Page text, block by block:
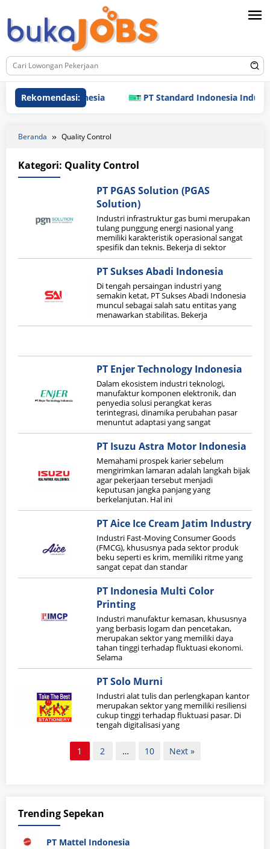
ke
konten
Rekomendasi:
PT Fuji Seat Indonesia PT Standard Indonesia Industry
Beranda Quality Control
Kategori: Quality Control
PT PGAS Solution (PGAS
Solution)
Industri infrastruktur gas bumi merupakan
tulang punggung energi nasional yang
memiliki karakteristik operasional sangat
spesifik dan teknis. Bekerja di sektor
PT Sukses Abadi Indonesia
Di tengah persaingan industri yang
semakin ketat, PT Sukses Abadi Indonesia
muncul sebagai salah satu entitas yang
menawarkan stabilitas. Bekerja
PT Enjer Technology Indonesia
Dalam ekosistem industri teknologi,
manufaktur komponen elektronik, dan
penyedia solusi perangkat keras
terintegrasi, dinamika perubahan pasar
menuntut adaptasi yang sangat
PT Isuzu Astra Motor Indonesia
Memahami prospek karier sebelum
mengirimkan lamaran adalah langkah bijak
agar pekerjaan tersebut menjadi
keputusan jangka panjang yang
berkelanjutan. Hal ini
PT Aice Ice Cream Jatim Industry
Industri Fast-Moving Consumer Goods
(FMCG), khususnya pada sektor produk
beku seperti es krim, memiliki ritme yang
sangat cepat dan standar
PT Indonesia Multi Color
Printing
Industri manufaktur kemasan, khususnya
yang berbasis logam dan pencetakan,
merupakan sektor yang memiliki daya
tahan tinggi terhadap fluktuasi ekonomi.
Selama
PT Solo Murni
Industri alat tulis dan perlengkapan kantor
merupakan sektor yang memiliki resiliensi
cukup tinggi terhadap fluktuasi pasar. Di
tengah digitalisasi yang
1 2 … 10 Next »
Trending Sepekan
PT Mattel Indonesia